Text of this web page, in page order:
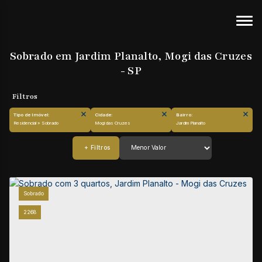
Sobrado em Jardim Planalto, Mogi das Cruzes
- SP
Mogi das Cruzes
Jardim Planalto
2268
Sobrado